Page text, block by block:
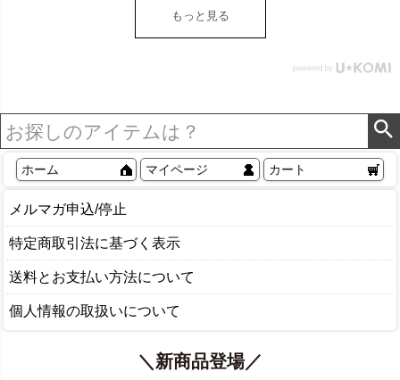
ク ヴィンテージ ナチュラ
リア アジアン [84302] ホ
もっと見る
ホーム マイページ カート
メルマガ申込/停止
特定商取引法に基づく表示
送料とお支払い方法について
個人情報の取扱いについて
＼新商品登場／